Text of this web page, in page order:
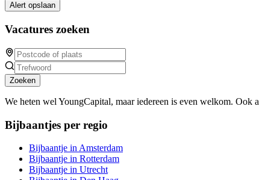
Alert opslaan
Vacatures zoeken
Zoeken
We heten wel YoungCapital, maar iedereen is even welkom.
Bijbaantjes per regio
Bijbaantje in Amsterdam
Bijbaantje in Rotterdam
Bijbaantje in Utrecht